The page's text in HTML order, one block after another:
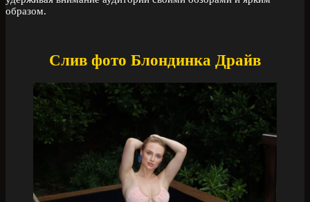
образом.
Слив фото Блондинка Драйв